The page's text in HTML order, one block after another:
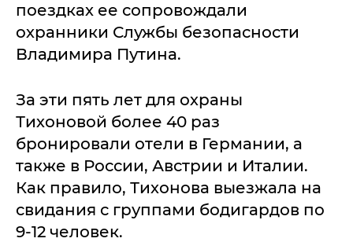
поездках ее сопровождали
охранники Службы безопасности
Владимира Путина.
За эти пять лет для охраны
Тихоновой более 40 раз
бронировали отели в Германии, а
также в России, Австрии и Италии.
Как правило, Тихонова выезжала на
свидания с группами бодигардов по
9-12 человек.